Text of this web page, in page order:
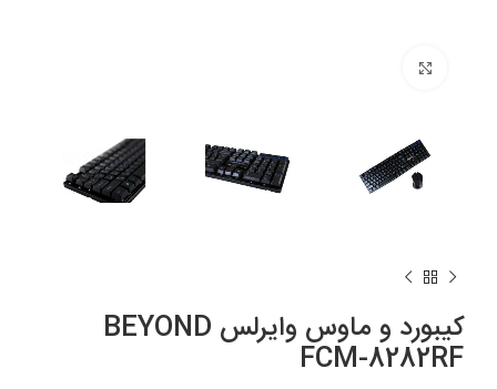
کیبورد و ماوس وایرلس BEYOND
FCM-8282RF